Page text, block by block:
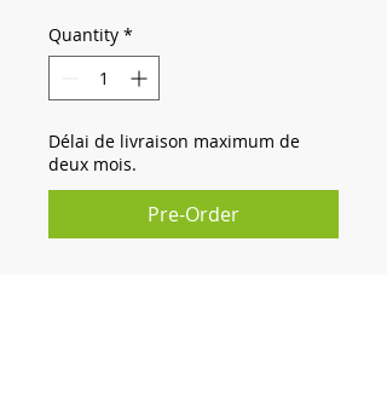
Quantity *
Délai de livraison maximum de
deux mois.
Pre-Order